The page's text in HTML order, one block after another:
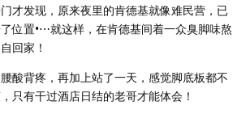
才发现，原来夜里的肯德基就像难民营，已
位置•⋯就这样，在肯德基间着一众臭脚味熬
回家！
酸背疼，再加上站了一天，感觉脚底板都不
只有干过酒店日结的老哥才能体会！